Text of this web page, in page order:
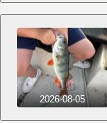
2026-08-05